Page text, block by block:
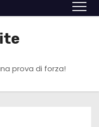
prova di forza!